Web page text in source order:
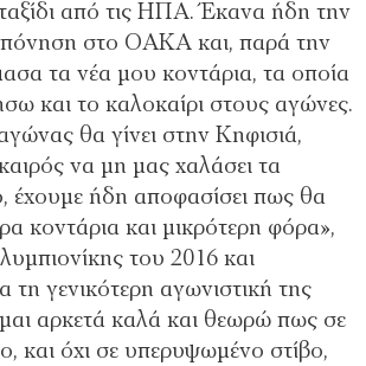
από τις ΗΠΑ. Έκανα ήδη την
στο ΟΑΚΑ και, παρά την
τα νέα μου κοντάρια, τα οποία
και το καλοκαίρι στους αγώνες.
θα γίνει στην Κηφισιά,
να μη μας χαλάσει τα
έχουμε ήδη αποφασίσει πως θα
κοντάρια και μικρότερη φόρα»,
του 2016 και
τη γενικότερη αγωνιστική της
αρκετά καλά και θεωρώ πως σε
και όχι σε υπερυψωμένο στίβο,